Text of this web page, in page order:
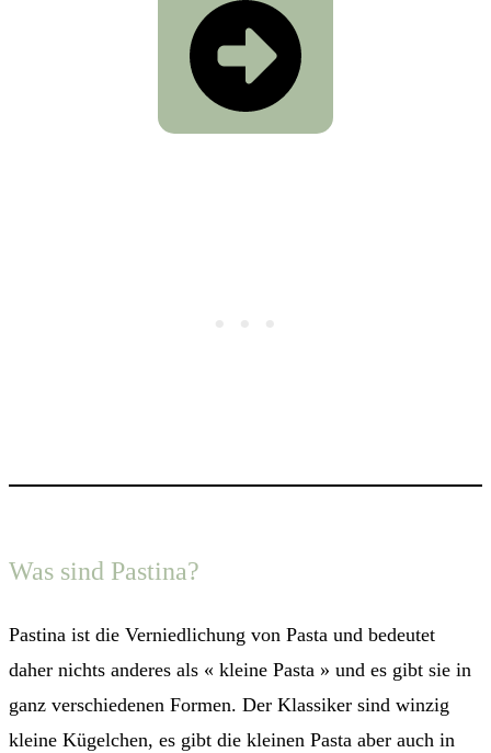
Was sind Pastina?
Pastina ist die Verniedlichung von Pasta und bedeutet
daher nichts anderes als « kleine Pasta » und es gibt sie in
ganz verschiedenen Formen. Der Klassiker sind winzig
kleine Kügelchen, es gibt die kleinen Pasta aber auch in